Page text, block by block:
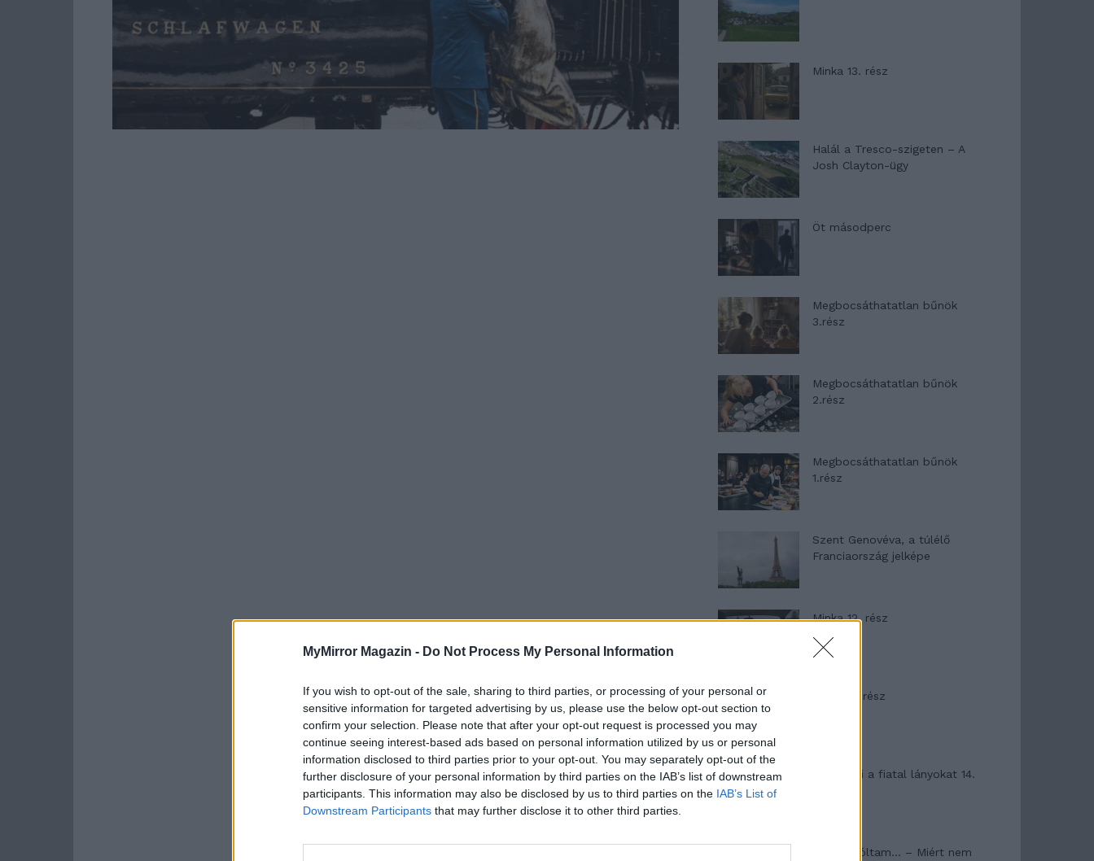
MyMirror Magazin - Do Not Process My Personal Information
If you wish to opt-out of the sale, sharing to third parties, or processing of your personal or
sensitive information for targeted advertising by us, please use the below opt-out section to
confirm your selection. Please note that after your opt-out request is processed you may
continue seeing interest-based ads based on personal information utilized by us or personal
information disclosed to third parties prior to your opt-out. You may separately opt-out of the
further disclosure of your personal information by third parties on the IAB’s list of downstream
participants. This information may also be disclosed by us to third parties on the IAB’s List of
Downstream Participants that may further disclose it to other third parties.
Minka 13. rész
Halál a Tresco-szigeten – A
Josh Clayton-ügy
Öt másodperc
Megbocsáthatatlan bűnök
3.rész
Megbocsáthatatlan bűnök
2.rész
Megbocsáthatatlan bűnök
1.rész
Szent Genovéva, a túlélő
Franciaország jelképe
Minka 12. rész
Minka 11. rész
T. szereti a fiatal lányokat 14.
Pedig szóltam… – Miért nem